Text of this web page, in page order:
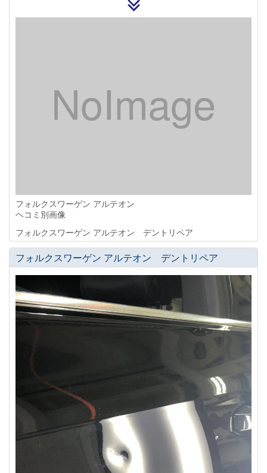
フォルクスワーゲン アルテオン
ヘコミ別画像
フォルクスワーゲン アルテオン デントリペア
フォルクスワーゲン アルテオン デントリペア